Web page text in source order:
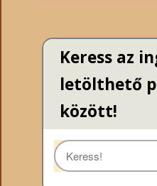
Keress az
letölthető
között!